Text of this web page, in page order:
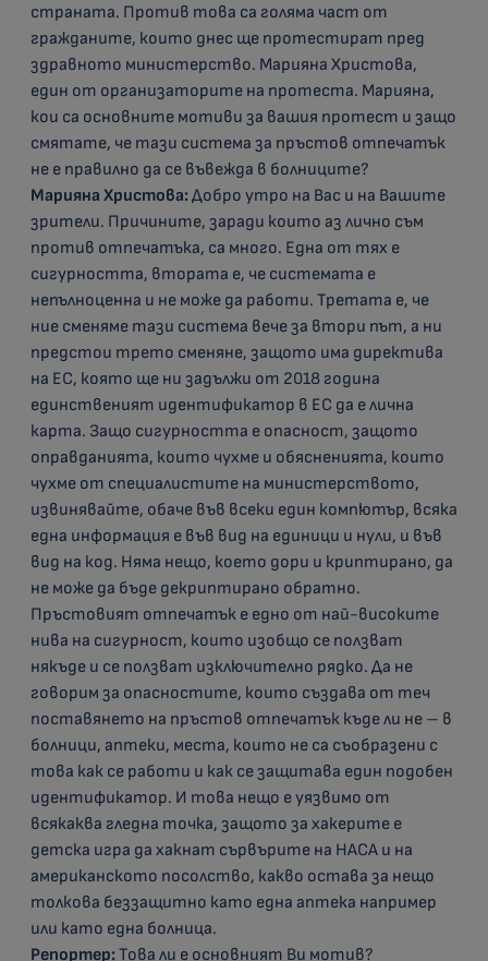
страната. Против това са голяма част от
гражданите, които днес ще протестират пред
здравното министерство. Марияна Христова,
един от организаторите на протеста. Марияна,
кои са основните мотиви за вашия протест и защо
смятате, че тази система за пръстов отпечатък
не е правилно да се въвежда в болниците?
Марияна Христова:Добро утро на Вас и на Вашите
зрители. Причините, заради които аз лично съм
против отпечатъка, са много. Една от тях е
сигурността, втората е, че системата е
непълноценна и не може да работи. Третата е, че
ние сменяме тази система вече за втори път, а ни
предстои трето сменяне, защото има директива
на ЕС, която ще ни задължи от 2018 година
единственият идентификатор в ЕС да е лична
карта. Защо сигурността е опасност, защото
оправданията, които чухме и обясненията, които
чухме от специалистите на министерството,
извинявайте, обаче във всеки един компютър, всяка
една информация е във вид на единици и нули, и във
вид на код. Няма нещо, което дори и криптирано, да
не може да бъде декриптирано обратно.
Пръстовият отпечатък е едно от най-високите
нива на сигурност, които изобщо се ползват
някъде и се ползват изключително рядко. Да не
говорим за опасностите, които създава от теч
поставянето на пръстов отпечатък къде ли не – в
болници, аптеки, места, които не са съобразени с
това как се работи и как се защитава един подобен
идентификатор. И това нещо е уязвимо от
всякаква гледна точка, защото за хакерите е
детска игра да хакнат сървърите на НАСА и на
американското посолство, какво остава за нещо
толкова беззащитно като една аптека например
или като една болница.
Репортер:Това ли е основният Ви мотив?